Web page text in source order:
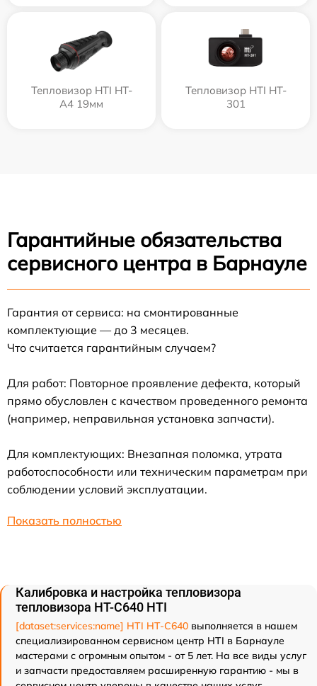
Тепловизор HTI HT-
A4 19мм
Тепловизор HTI HT-
301
Гарантийные обязательства
сервисного центра в Барнауле
Гарантия от сервиса: на смонтированные
комплектующие — до 3 месяцев.
Что считается гарантийным случаем?
Для работ: Повторное проявление дефекта, который
прямо обусловлен с качеством проведенного ремонта
(например, неправильная установка запчасти).
Для комплектующих: Внезапная поломка, утрата
работоспособности или техническим параметрам при
соблюдении условий эксплуатации.
Показать полностью
Калибровка и настройка тепловизора
тепловизора HT-C640 HTI
[dataset:services:name] HTI HT-C640 выполняется в нашем
специализированном сервисном центр HTI в Барнауле
мастерами с огромным опытом - от 5 лет. На все виды услуг
и запчасти предоставляем расширенную гарантию - мы в